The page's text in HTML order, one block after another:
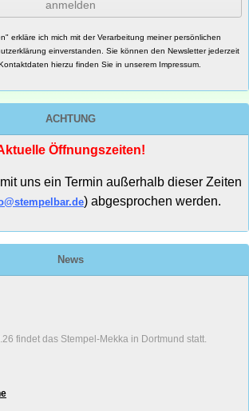
anmelden
erkläre ich mich mit der Verarbeitung meiner persönlichen
einverstanden. Sie können den Newsletter jederzeit
hierzu finden Sie in unserem Impressum.
ACHTUNG
Öffnungszeiten!
uns ein Termin außerhalb dieser Zeiten
) abgesprochen werden.
News
findet das Stempel-Mekka in Dortmund statt.